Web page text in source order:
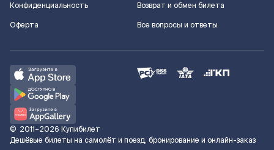
Конфиденциальность
Оферта
Возврат и обмен билета
Все вопросы и ответы
© 2011–2026 Купибилет
Дешёвые билеты на самолёт и поезд, бронирование и онлайн-заказ